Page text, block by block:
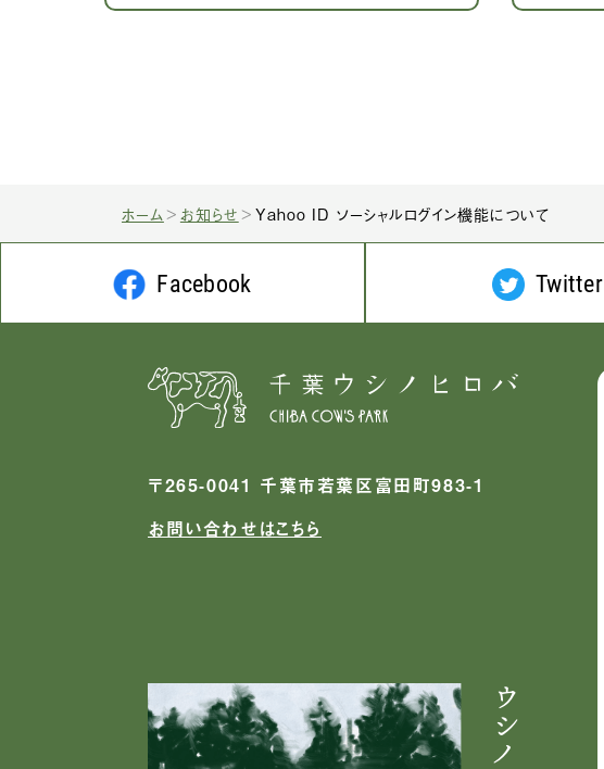
ホーム お知らせ Yahoo ID ソーシャルログイン機能について
Facebook Twitter
〒265-0041 千葉市若葉区富田町983-1
お問い合わせはこちら